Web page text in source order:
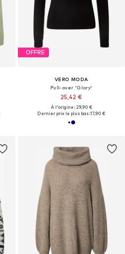
OFFRE
VERO MODA
Pull-over 'Glory'
25,42 €
À l'origine : 29,90 €
Dernier prix le plus bas :17,90 €